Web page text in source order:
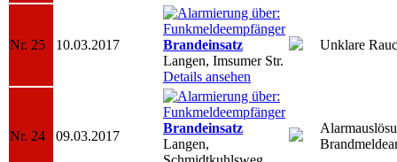
Nr. 25 10.03.2017
Brandeinsatz
Langen, Imsumer Str.
Details ansehen
Unklare
Nr. 24 09.03.2017
Brandeinsatz
Langen,